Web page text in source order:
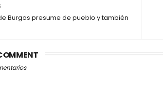
Burgos presume de pueblo y también